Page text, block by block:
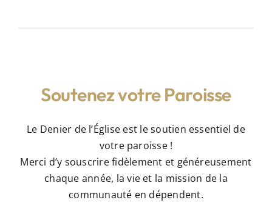
Soutenez votre Paroisse
Le Denier de l’Église est le soutien essentiel de
votre paroisse !
Merci d’y souscrire fidèlement et généreusement
chaque année, la vie et la mission de la
communauté en dépendent.